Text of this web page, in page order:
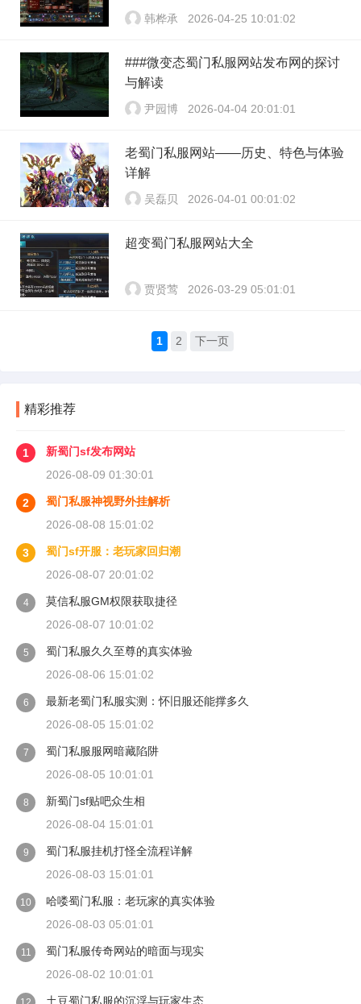
韩桦承 2026-04-25 10:01:02
###微变态蜀门私服网站发布网的探讨
与解读
尹园博 2026-04-04 20:01:01
老蜀门私服网站——历史、特色与体验
详解
吴磊贝 2026-04-01 00:01:02
超变蜀门私服网站大全
贾贤莺 2026-03-29 05:01:01
1 2 下一页
精彩推荐
1
新蜀门sf发布网站
2026-08-09 01:30:01
2
蜀门私服神视野外挂解析
2026-08-08 15:01:02
3
蜀门sf开服：老玩家回归潮
2026-08-07 20:01:02
4
莫信私服GM权限获取捷径
2026-08-07 10:01:02
5
蜀门私服久久至尊的真实体验
2026-08-06 15:01:02
6
最新老蜀门私服实测：怀旧服还能撑多久
2026-08-05 15:01:02
7
蜀门私服服网暗藏陷阱
2026-08-05 10:01:01
8
新蜀门sf贴吧众生相
2026-08-04 15:01:01
9
蜀门私服挂机打怪全流程详解
2026-08-03 15:01:01
10
哈喽蜀门私服：老玩家的真实体验
2026-08-03 05:01:01
11
蜀门私服传奇网站的暗面与现实
2026-08-02 10:01:01
土豆蜀门私服的沉浮与玩家生态